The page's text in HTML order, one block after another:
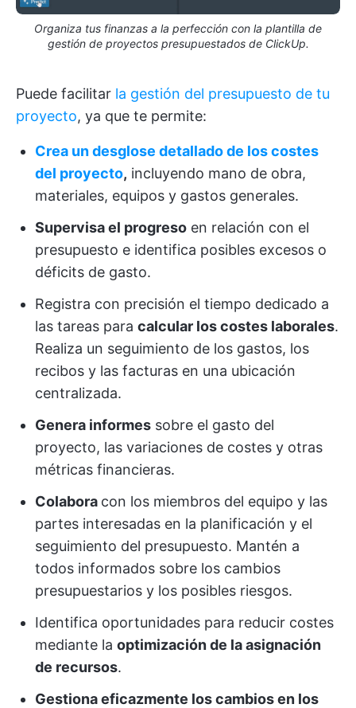
Organiza tus finanzas a la perfección con la plantilla de
gestión de proyectos presupuestados de ClickUp.
Puede facilitar la gestión del presupuesto de tu
proyecto, ya que te permite:
Crea un desglose detallado de los costes
del proyecto, incluyendo mano de obra,
materiales, equipos y gastos generales.
Supervisa el progreso en relación con el
presupuesto e identifica posibles excesos o
déficits de gasto.
Registra con precisión el tiempo dedicado a
las tareas para calcular los costes laborales.
Realiza un seguimiento de los gastos, los
recibos y las facturas en una ubicación
centralizada.
Genera informes sobre el gasto del
proyecto, las variaciones de costes y otras
métricas financieras.
Colabora con los miembros del equipo y las
partes interesadas en la planificación y el
seguimiento del presupuesto. Mantén a
todos informados sobre los cambios
presupuestarios y los posibles riesgos.
Identifica oportunidades para reducir costes
mediante la optimización de la asignación
de recursos.
Gestiona eficazmente los cambios en los